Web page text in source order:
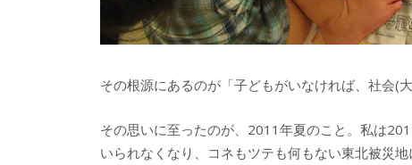
その根源にあるのが「子どもがいなければ、社会(
その思いに至ったのが、2011年夏のこと。私は
いられなくなり、コネもツテも何もない東北被災